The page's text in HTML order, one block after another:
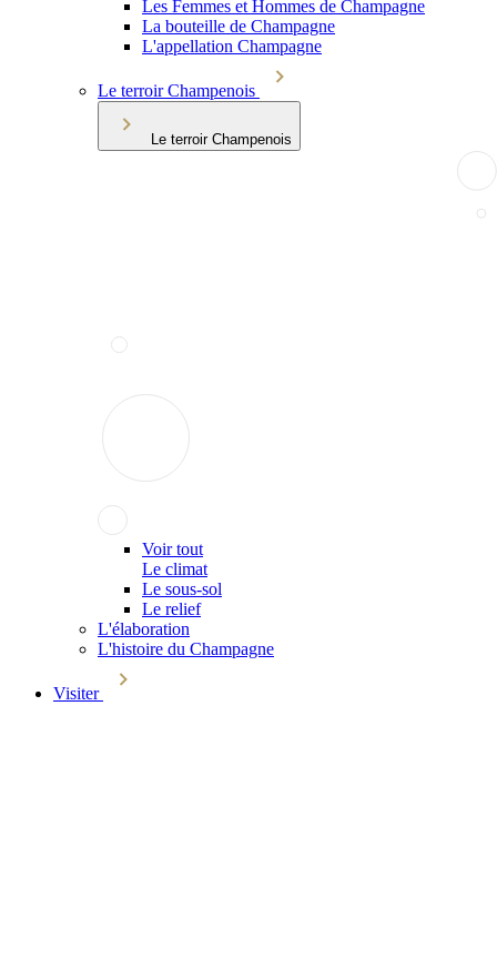
Les Femmes et Hommes de Champagne
La bouteille de Champagne
L'appellation Champagne
Le terroir Champenois
Le terroir Champenois
Voir tout
Le climat
Le sous-sol
Le relief
L'élaboration
L'histoire du Champagne
Visiter